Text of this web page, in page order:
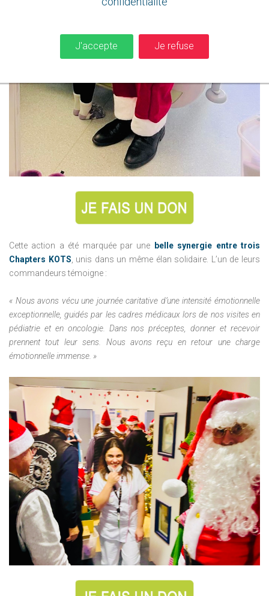
Cette action a été marquée par une
belle synergie entre trois
Chapters KOTS , unis dans un même élan solidaire. L’un de leurs
commandeurs témoigne :
« Nous avons vécu une journée caritative d’une intensité émotionnelle
exceptionnelle, guidés par les cadres médicaux lors de nos visites en
pédiatrie et en oncologie. Dans nos préceptes, donner et recevoir
prennent tout leur sens. Nous avons reçu en retour une charge
émotionnelle immense. »
J'accepte Je refuse